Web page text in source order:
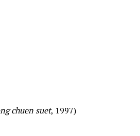
chuen suet, 1997)